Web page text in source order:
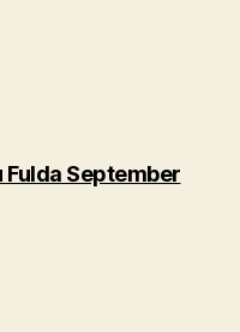
Fulda September